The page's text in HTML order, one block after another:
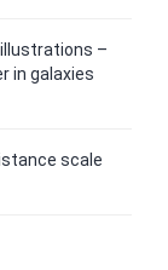
illustrations –
in galaxies
scale